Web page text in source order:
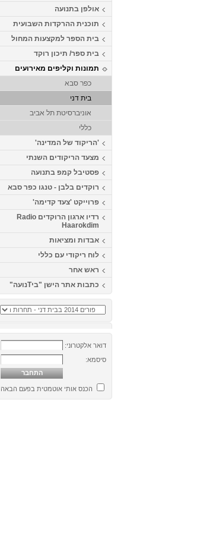
אולפן בתנועה
תוכנית ההרקדות השבועית
בית הספר למקצעות המחול
בית ספר/ תיכון רוקד
תמונות וקליפים מאירועים
כפר סבא
בית דני
אוניברסיטת תל אביב
כללי
'הריקוד של המדינה'
מצעד הריקודים השנתי
פסטיבל קמפ בתנועה
רוקדים בלבן - טנגו כפר סבא
פרוייקט 'צעד קדימה'
רדיו ארגון הרוקדים Radio
Haarokdim
אבדות ומציאות
לוח ריקודי עם כללי
ראש אחר
כתבות אתר הישן "ביTנועה"
דואר אלקטרוני:
סיסמא:
הכנס אותי אוטמטית בפעם הבאה